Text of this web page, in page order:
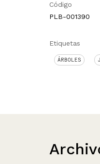
Código
PLB-001390
Etiquetas
ÁRBOLES